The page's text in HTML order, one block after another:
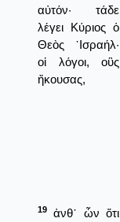
αὐτόν· τάδε
λέγει Κύριος ὁ
Θεὸς ᾿Ισραήλ·
οἱ λόγοι, οὓς
ἤκουσας,
19
ἀνθ᾿ ὧν ὅτι